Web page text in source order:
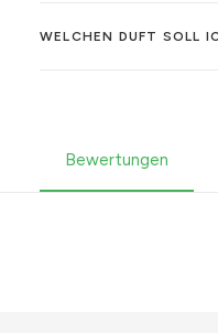
WELCHEN DUFT SOLL
Bewertungen